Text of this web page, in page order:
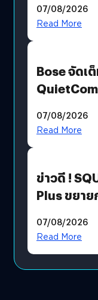
มีภาษาไทย
07/08/2026
Read More
Bose จัดเ
07/08/2026
Read More
ข่าวดี !
Plus ขยาย
โดยตรง
07/08/2026
Read More